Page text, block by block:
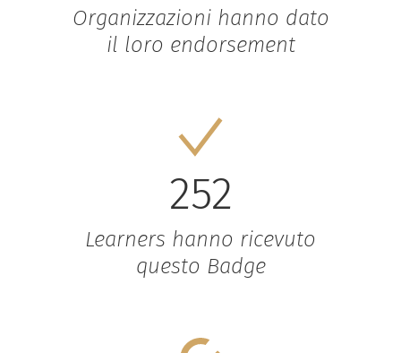
Organizzazioni hanno dato
il loro endorsement
252
Learners hanno ricevuto
questo Badge